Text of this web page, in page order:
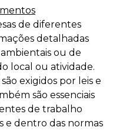
de diferentes
detalhadas
ou de
local ou atividade.
exigidos por leis e
são essenciais
de trabalho
e dentro das normas